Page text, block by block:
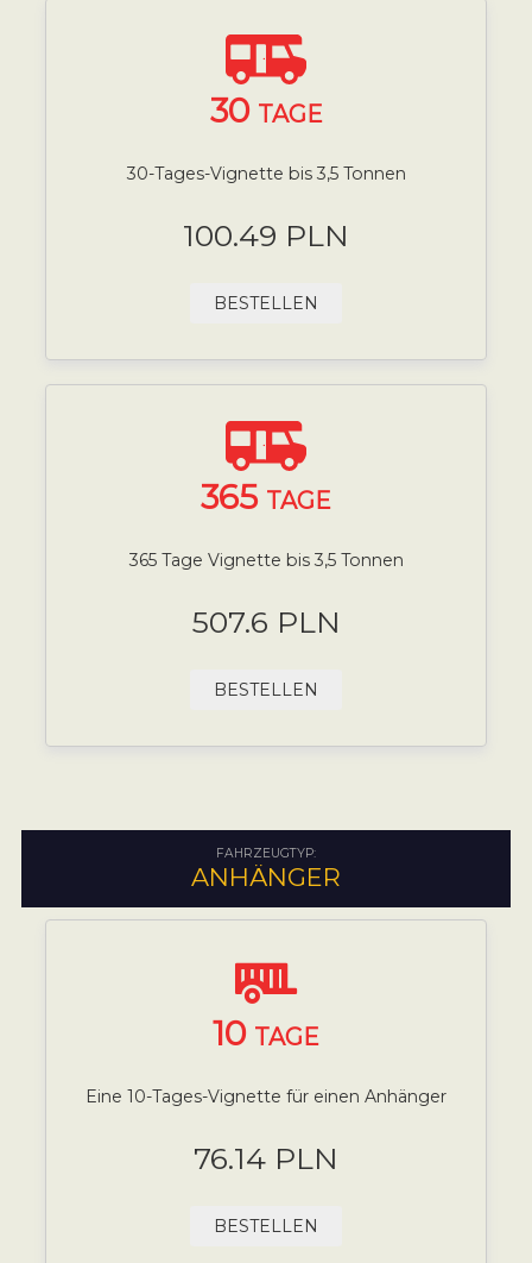
30 TAGE
30-Tages-Vignette bis 3,5 Tonnen
100.49 PLN
BESTELLEN
365 TAGE
365 Tage Vignette bis 3,5 Tonnen
507.6 PLN
BESTELLEN
FAHRZEUGTYP:
ANHÄNGER
10 TAGE
Eine 10-Tages-Vignette für einen Anhänger
76.14 PLN
BESTELLEN